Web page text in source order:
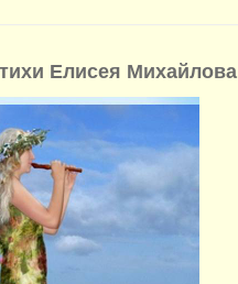
Елисея Михайлова